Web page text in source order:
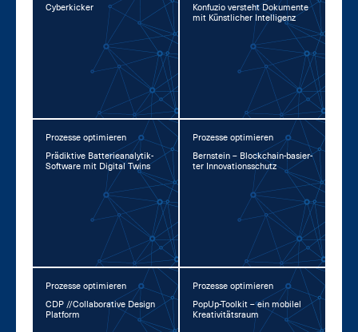
Cy­ber­ki­cker
Kon­fu­zio ver­steht Do­ku­men­te
mit Künst­li­cher In­tel­li­genz
Prozesse optimieren
Prä­dik­ti­ve Bat­te­rie­ana­ly­tik-
Soft­ware mit Di­gi­tal Twins
Prozesse optimieren
Bern­stein – Block­chain-ba­sier­
ter In­no­va­ti­ons­schutz
Prozesse optimieren
CDP //Col­la­bo­ra­ti­ve De­sign
Plat­form
Prozesse optimieren
Po­pUp-Tool­kit – ein mo­bi­l­el
Krea­ti­vi­täts­raum